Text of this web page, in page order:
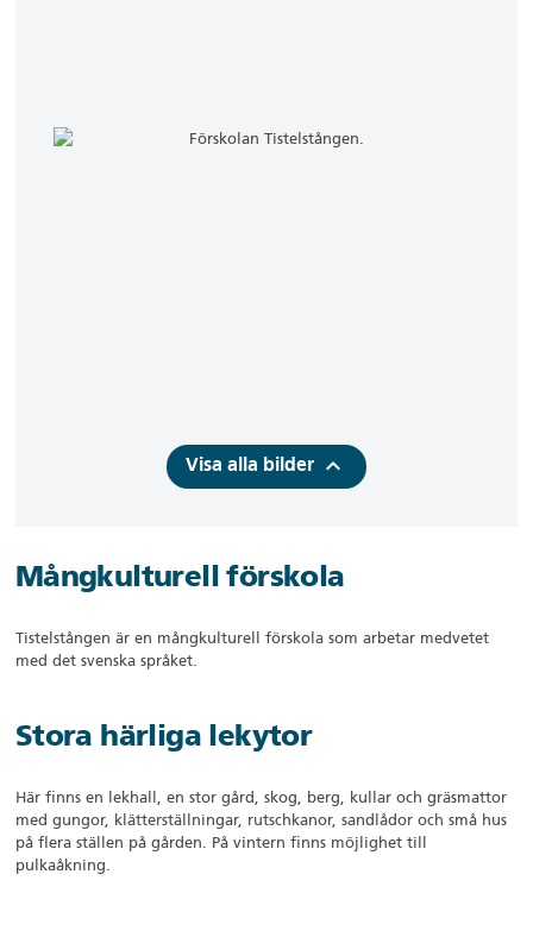
Visa alla bilder keyboard_arrow_up
Mångkulturell förskola
Tistelstången är en mångkulturell förskola som arbetar medvetet
med det svenska språket.
Stora härliga lekytor
Här finns en lekhall, en stor gård, skog, berg, kullar och gräsmattor
med gungor, klätterställningar, rutschkanor, sandlådor och små hus
på flera ställen på gården. På vintern finns möjlighet till
pulkaåkning.